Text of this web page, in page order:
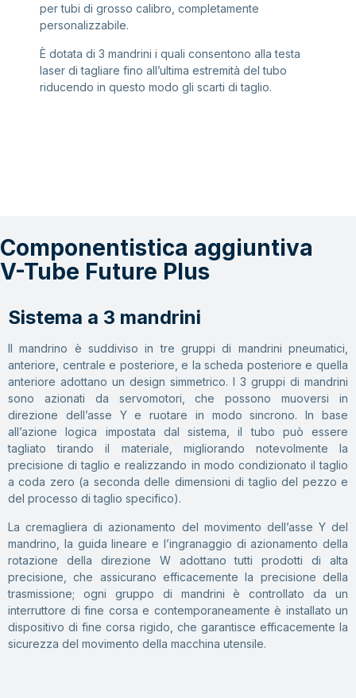
per tubi di grosso calibro, completamente
personalizzabile.
È dotata di 3 mandrini i quali consentono alla testa
laser di tagliare fino all’ultima estremità del tubo
riducendo in questo modo gli scarti di taglio.
Componentistica aggiuntiva
V-Tube Future Plus
Sistema a 3 mandrini
Il mandrino è suddiviso in tre gruppi di mandrini pneumatici,
anteriore, centrale e posteriore, e la scheda posteriore e quella
anteriore adottano un design simmetrico. I 3 gruppi di mandrini
sono azionati da servomotori, che possono muoversi in
direzione dell’asse Y e ruotare in modo sincrono. In base
all’azione logica impostata dal sistema, il tubo può essere
tagliato tirando il materiale, migliorando notevolmente la
precisione di taglio e realizzando in modo condizionato il taglio
a coda zero (a seconda delle dimensioni di taglio del pezzo e
del processo di taglio specifico).
La cremagliera di azionamento del movimento dell’asse Y del
mandrino, la guida lineare e l’ingranaggio di azionamento della
rotazione della direzione W adottano tutti prodotti di alta
precisione, che assicurano efficacemente la precisione della
trasmissione; ogni gruppo di mandrini è controllato da un
interruttore di fine corsa e contemporaneamente è installato un
dispositivo di fine corsa rigido, che garantisce efficacemente la
sicurezza del movimento della macchina utensile.